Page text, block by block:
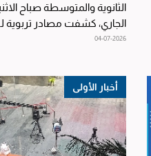
الجاري، كشفت مصادر تربوية لـ
04-07-2026
أخبار الأولى